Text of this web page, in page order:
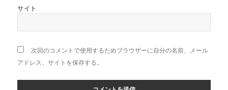
サイト
次回のコメントで使用するためブラウザーに自分の名前、メール
アドレス、サイトを保存する。